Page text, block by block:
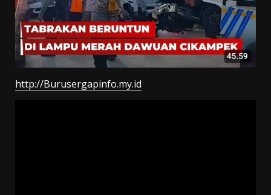
http://Burusergapinfo.my.id